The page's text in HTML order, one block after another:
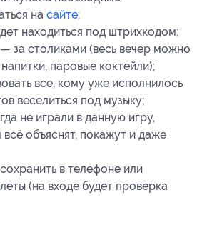
на сайте;
находиться под штрихкодом;
за столиками (весь вечер можно
напитки, паровые коктейли);
все, кому уже исполнилось
веселиться под музыку;
не играли в данную игру,
объяснят, покажут и даже
в телефоне или
(на входе будет проверка